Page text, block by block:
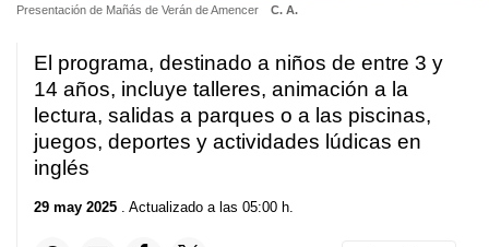
Presentación de Mañás de Verán de Amencer C. A.
El programa, destinado a niños de entre 3 y
14 años, incluye talleres, animación a la
lectura, salidas a parques o a las piscinas,
juegos, deportes y actividades lúdicas en
inglés
29 may 2025 . Actualizado a las 05:00 h.